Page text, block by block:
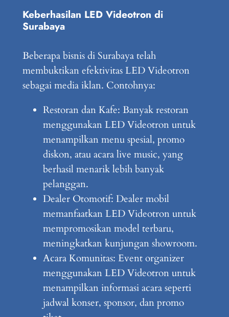
Keberhasilan LED Videotron di
Surabaya
Beberapa bisnis di Surabaya telah
membuktikan efektivitas LED Videotron
sebagai media iklan. Contohnya:
Restoran dan Kafe: Banyak restoran
menggunakan LED Videotron untuk
menampilkan menu spesial, promo
diskon, atau acara live music, yang
berhasil menarik lebih banyak
pelanggan.
Dealer Otomotif: Dealer mobil
memanfaatkan LED Videotron untuk
mempromosikan model terbaru,
meningkatkan kunjungan showroom.
Acara Komunitas: Event organizer
menggunakan LED Videotron untuk
menampilkan informasi acara seperti
jadwal konser, sponsor, dan promo